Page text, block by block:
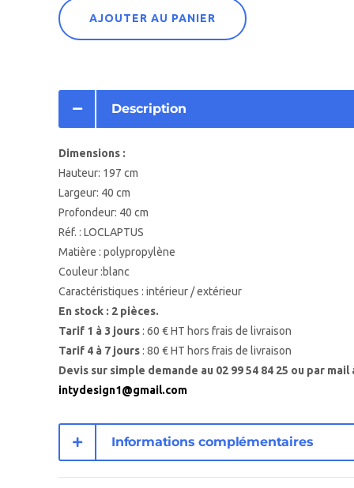
AJOUTER AU PANIER
Description
Dimensions :
Hauteur: 197 cm
Largeur: 40 cm
Profondeur: 40 cm
Réf. : LOCLAPTUS
Matière : polypropylène
Couleur :blanc
Caractéristiques : intérieur / extérieur
En stock : 2 pièces.
Tarif 1 à 3 jours : 60 € HT hors frais de livraison
Tarif 4 à 7 jours : 80 € HT hors frais de livraison
Devis sur simple demande au 02 99 54 84 25 ou par mail
intydesign1@gmail.com
Informations complémentaires